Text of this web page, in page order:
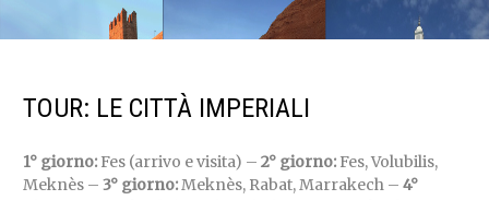
TOUR: LE CITTÀ IMPERIALI
1° giorno: Fes (arrivo e visita) – 2° giorno: Fes, Volubilis,
Meknès – 3° giorno:Meknès, Rabat, Marrakech – 4°